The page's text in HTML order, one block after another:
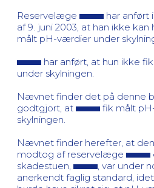
Reservelæge
har anført
af 9. juni 2003, at han ikke
målt pH-værdier under
har anført, at hun ikke
under skylningen.
Nævnet finder det på denne
godtgjort, at
fik målt
skylningen.
Nævnet finder herefter, at
modtog af reservelæge
skadestuen,
, var under
anerkendt faglig standard,